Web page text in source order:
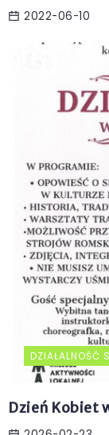
2022-06-10
DZIAŁALNOŚĆ
Dzień Kobiet